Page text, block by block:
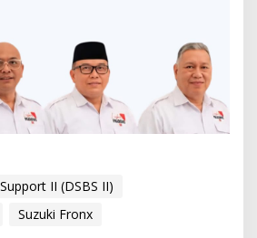
II (DSBS II)
Suzuki Fronx